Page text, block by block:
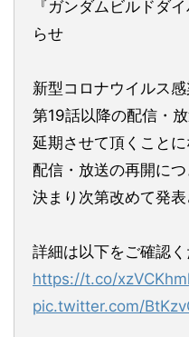
『ガンダムビルドダ
らせ
新型コロナウイルス感
第19話以降の配信・
延期させて頂くことに
配信・放送の再開につ
決まり次第改めて発表
詳細は以下をご確認く
https://t.co/
pic.twitter.com/